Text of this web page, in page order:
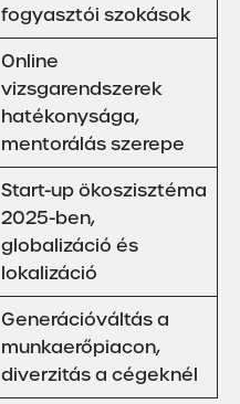
fogyasztói szokások
Online
vizsgarendszerek
hatékonysága,
mentorálás szerepe
Start-up ökoszisztéma
2025-ben,
globalizáció és
lokalizáció
Generációváltás a
munkaerőpiacon,
diverzitás a cégeknél